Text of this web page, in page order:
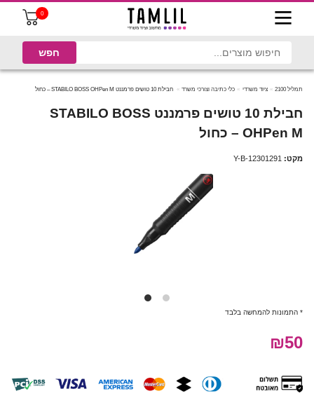
0
תמליל 2100 ציוד משרדי כלי כתיבה וצורכי משרד חבילת 10 טושים פרמננט STABILO BOSS OHPen M – כחול
חבילת 10 טושים פרמננט STABILO BOSS
OHPen M – כחול
מקט: Y-B-12301291
* התמונות להמחשה בלבד
₪50